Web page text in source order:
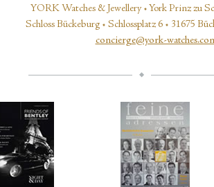
YORK Watches & Jewellery • York Prinz zu
Schloss Bückeburg • Schlossplatz 6 • 31675
concierge@york-